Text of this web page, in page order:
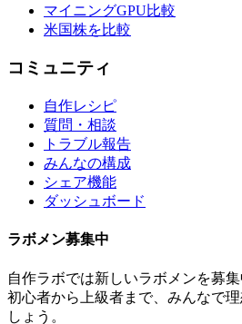
マイニングGPU比較
米国株を比較
コミュニティ
自作レシピ
質問・相談
トラブル報告
みんなの構成
シェア機能
ダッシュボード
ラボメン募集中
自作ラボでは新しいラボメンを募集
初心者から上級者まで、みんなで
しょう。